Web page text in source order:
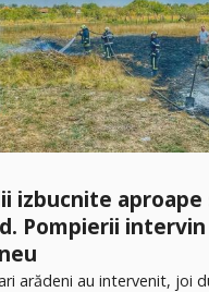
izbucnite
Pompierii
arădeni au intervenit, joi